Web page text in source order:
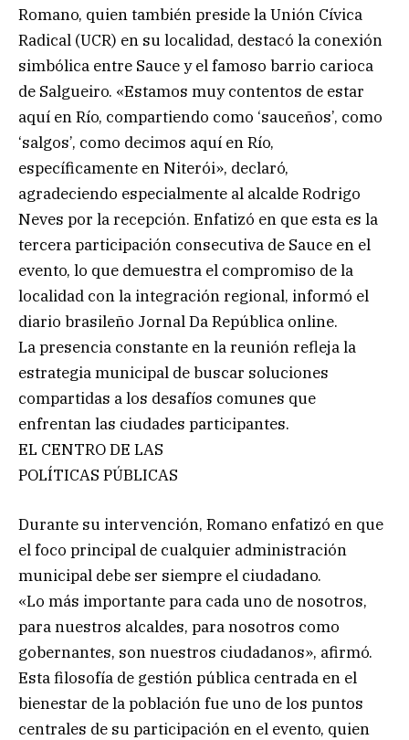
Romano, quien también preside la Unión Cívica
Radical (UCR) en su localidad, destacó la conexión
simbólica entre Sauce y el famoso barrio carioca
de Salgueiro. «Estamos muy contentos de estar
aquí en Río, compartiendo como ‘sauceños’, como
‘salgos’, como decimos aquí en Río,
específicamente en Niterói», declaró,
agradeciendo especialmente al alcalde Rodrigo
Neves por la recepción. Enfatizó en que esta es la
tercera participación consecutiva de Sauce en el
evento, lo que demuestra el compromiso de la
localidad con la integración regional, informó el
diario brasileño Jornal Da República online.
La presencia constante en la reunión refleja la
estrategia municipal de buscar soluciones
compartidas a los desafíos comunes que
enfrentan las ciudades participantes.
EL CENTRO DE LAS
POLÍTICAS PÚBLICAS
Durante su intervención, Romano enfatizó en que
el foco principal de cualquier administración
municipal debe ser siempre el ciudadano.
«Lo más importante para cada uno de nosotros,
para nuestros alcaldes, para nosotros como
gobernantes, son nuestros ciudadanos», afirmó.
Esta filosofía de gestión pública centrada en el
bienestar de la población fue uno de los puntos
centrales de su participación en el evento, quien